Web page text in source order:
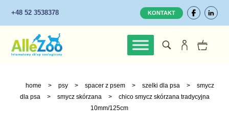
+48 52 3538378 KONTAKT
home > psy > spacer z psem > szelki dla psa >
smycz
dla psa
> smycz skórzana >
chico smycz skórzana tradycyjna
10mm/125cm